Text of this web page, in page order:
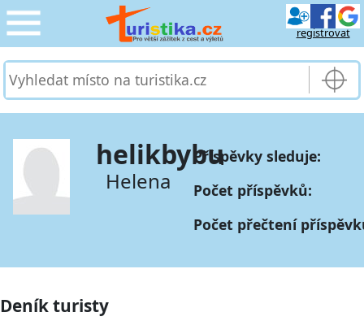
registrovat
CESTOVÁNÍ
SLUŽBY & DOPRAVA ›
PRO TURISTY ›
MOJE TURISTIKA
helikbybu
Helena
Příspěvky sleduje:
Počet příspěvků:
Počet přečtení
Deník turisty